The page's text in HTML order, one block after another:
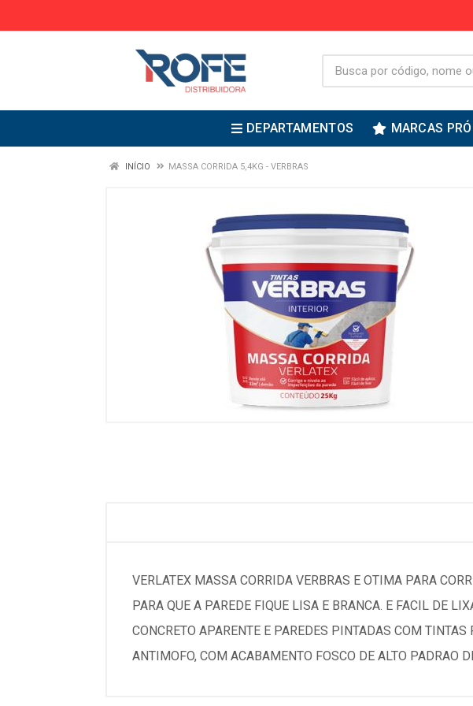
DEPARTAMENTOS MARCAS
INÍCIO MASSA CORRIDA 5,4KG - VERBRAS
VERLATEX MASSA CORRIDA VERBRAS E OTIMA PARA
PARA QUE A PAREDE FIQUE LISA E BRANCA. E FACIL DE
CONCRETO APARENTE E PAREDES PINTADAS COM
ANTIMOFO, COM ACABAMENTO FOSCO DE ALTO PADRAO